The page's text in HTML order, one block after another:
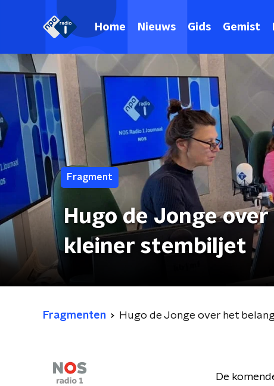
Home Nieuws Gids Gemist
Fragment
Hugo de Jonge
kleiner stembiljet
Fragmenten Hugo de Jonge over het
De